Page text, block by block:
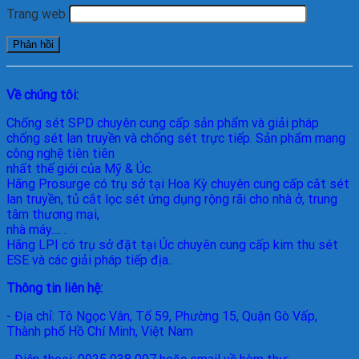
Trang web
Về chúng tôi:
Chống sét SPD chuyên cung cấp sản phẩm và giải pháp
chống sét lan truyền và chống sét trực tiếp. Sản phẩm mang
công nghệ tiên tiên
nhất thế giới của Mỹ & Úc.
Hãng Prosurge có trụ sở tại Hoa Kỳ chuyên cung cấp cắt sét
lan truyền, tủ cắt lọc sét ứng dụng rộng rãi cho nhà ở, trung
tâm thương mại,
nhà máy.... .
Hãng LPI có trụ sở đặt tại Úc chuyên cung cấp kim thu sét
ESE và các giải pháp tiếp địa..
Thông tin liên hệ:
- Địa chỉ: Tô Ngọc Vân, Tổ 59, Phường 15, Quận Gò Vấp,
Thành phố Hồ Chí Minh, Việt Nam